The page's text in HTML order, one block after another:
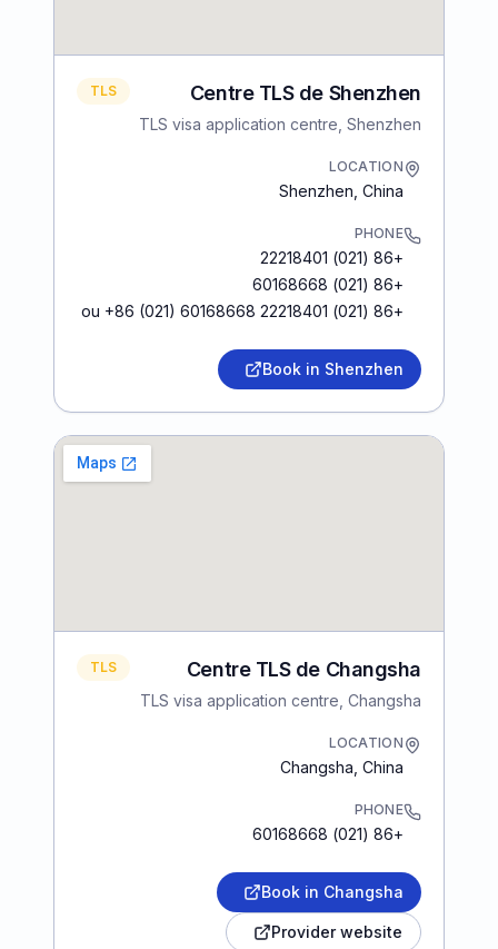
Centre TLS de Shenzhen
TLS visa application centre, Shenzhen
TLS
LOCATION
Shenzhen China
PHONE
+86 (021) 22218401
+86 (021) 60168668
+86 (021) 22218401 ou +86 (021) 60168668
Book in Shenzhen
Centre TLS de Changsha
TLS visa application centre, Changsha
TLS
LOCATION
Changsha China
PHONE
+86 (021) 60168668
Book in Changsha
Provider website